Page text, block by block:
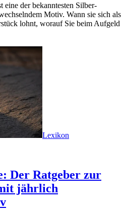
eine der bekanntesten Silber-
Motiv. Wann sie sich als
lohnt, worauf Sie beim Aufgeld
Lexikon
Der Ratgeber zur
jährlich